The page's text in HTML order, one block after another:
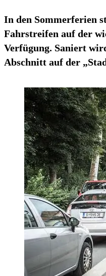
In den Sommerferien
Fahrstreifen auf der
Verfügung. Saniert
Abschnitt auf der